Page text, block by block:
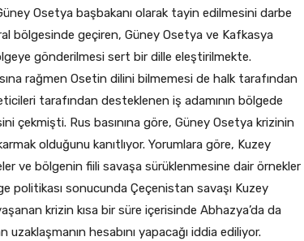
Osetya başbakanı olarak tayin edilmesini darbe
bölgesinde geçiren, Güney Osetya ve Kafkasya
gönderilmesi sert bir dille eleştirilmekte.
rağmen Osetin dilini bilmemesi de halk tarafından
tarafından desteklenen iş adamının bölgede
çekmişti. Rus basınına göre, Güney Osetya krizinin
olduğunu kanıtlıyor. Yorumlara göre, Kuzey
ve bölgenin fiili savaşa sürüklenmesine dair örnekler
politikası sonucunda Çeçenistan savaşı Kuzey
krizin kısa bir süre içerisinde Abhazya’da da
hesabını yapacağı iddia ediliyor.